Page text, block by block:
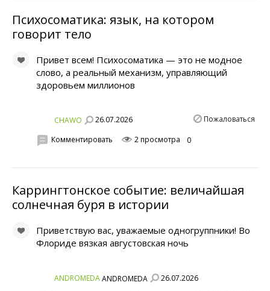
Психосоматика: язык, на котором
говорит тело
Привет всем! Психосоматика — это не модное
слово, а реальный механизм, управляющий
здоровьем миллионов
CHAWO 26.07.2026 Пожаловаться
Комментировать 2 просмотра 0
Каррингтонское событие: величайшая
солнечная буря в истории
Приветствую вас, уважаемые одногруппники! Во
Флориде вязкая августовская ночь
ANDROMEDAANDROMEDA
26.07.2026